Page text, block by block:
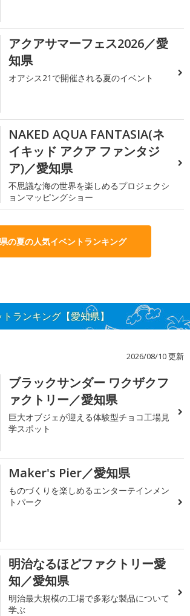
アクアサマーフェス2026／愛
知県
オアシス21で開催される夏のイベント
NAKED AQUA FANTASIA(ネ
イキッド アクア ファンタジ
ア)／愛知県
不思議な海の世界を楽しめるプロジェクシ
ョンマッピングショー
の夏の人気イベントランキング
ランキング【愛知県】
2026/08/10 更新
ブラックサンダー ワクザクフ
ァクトリー／愛知県
巨大オブジェが迎える体験型チョコ工場見
学スポット
Maker's Pier／愛知県
ものづくりを楽しめるエンターテインメン
トパーク
明治なるほどファクトリー愛
知／愛知県
明治最大規模の工場で多彩な製品について
学ぶ